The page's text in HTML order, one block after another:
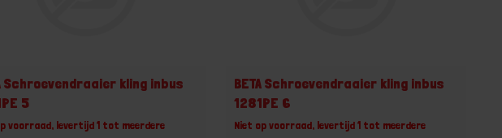
Schroevendraaier kling inbus
5
voorraad, levertijd 1 tot meerdere
BETA Schroevendraaier kling inbus
1281PE 6
Niet op voorraad, levertijd 1 tot meerdere